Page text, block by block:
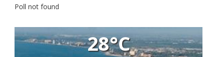
Poll not found
28°C